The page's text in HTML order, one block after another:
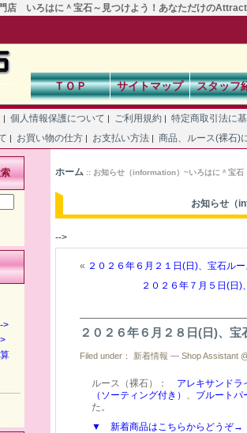
店 いろはに＾宝石～見つけよう！あなただけの
ＴＯＰ サイトマップ スタッフ
| 個人情報保護について | ご利用規約 | 特定商取引法に
| お買い物の仕方 | お支払い方法 | 商品、ルース(裸石)
ホーム :: お知らせ（information）~いろはに＾宝石
お知らせ（
-->
« ２０２６年６月２１日(日)、宝石ル
２０２６年７月５日(日)
２０２６年６月２８日(日)、宝
Filed under： 新着情報 — Shop Assistant
ルース（裸石）： アレキサンドラ
（ソーティング付き） 、 ブルートパ
た。
▼ 新着商品はこちらからどうぞ→
>